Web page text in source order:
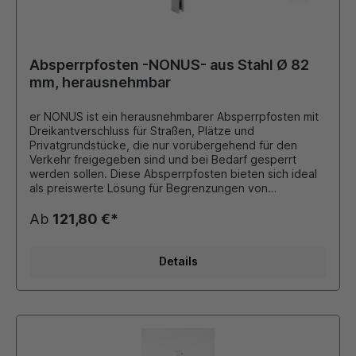
Absperrpfosten -NONUS- aus Stahl Ø 82
mm, herausnehmbar
er NONUS ist ein herausnehmbarer Absperrpfosten mit
Dreikantverschluss für Straßen, Plätze und
Privatgrundstücke, die nur vorübergehend für den
Verkehr freigegeben sind und bei Bedarf gesperrt
werden sollen. Diese Absperrpfosten bieten sich ideal
als preiswerte Lösung für Begrenzungen von
Material: Stahl feuerverzinkt, wahlweise
pulverbeschichtet Farbe: nur feuerverzinkt oder
mm Ausführung: herausnehmbar durch Dreikant nach
80x80 Länge: 400 mm Lieferbar mit 0, 1 oder 2
6.001) bitte separat dazu bestellen. Gegebenenfalls
Ab 121,80 €*
Details